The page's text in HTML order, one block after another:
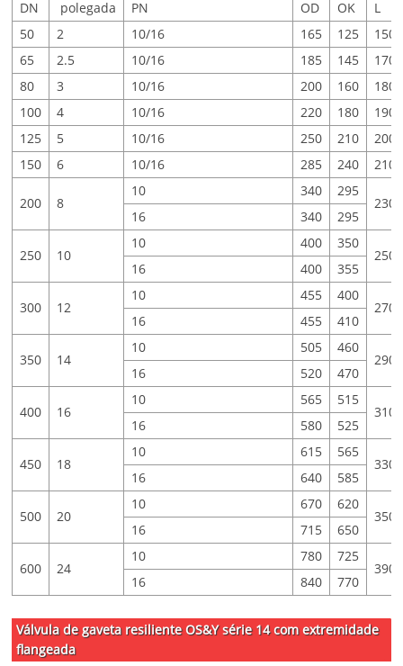
OD OK L
DN polegada
PN
50
2 10/16 165 125
150
65
2.5 10/16 185 145
170
80
3 10/16 200 160
180
100
4 10/16 220 180
190
125
5 10/16 250 210
200
150
6 10/16 285 240 210
200 8
10 340 295
230
16 340 295
250 10
10 400 350
250
16 400 355
300 12
10 455 400
270
16 455 410
350 14
10 505 460
290
16 520 470
400 16
10 565 515
310
16 580 525
450 18
10 615 565
330
16 640 585
500 20
10 670 620
350
16 715 650
600 24
10 780 725
390
16 840 770
Válvula de gaveta resiliente OS&Y série 14 com extremidade
flangeada